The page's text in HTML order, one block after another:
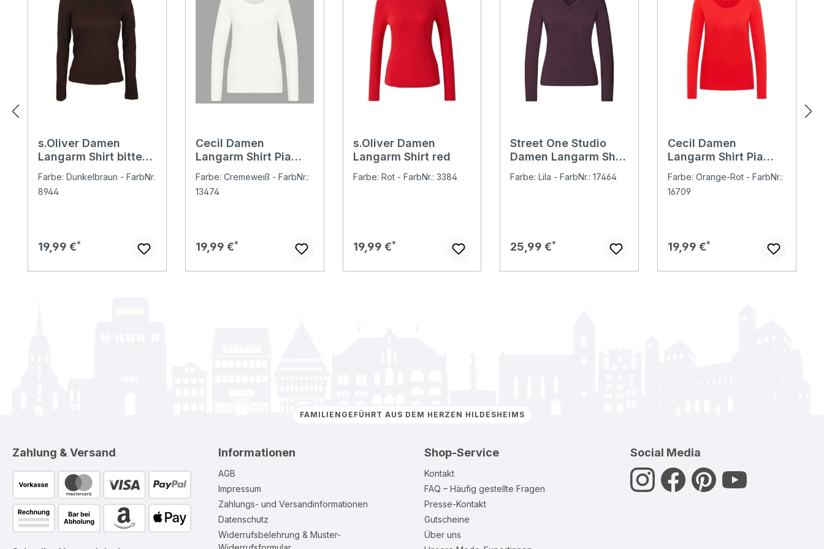
s.Oliver Damen
Langarm Shirt bitter
Farbe: Dunkelbraun - FarbNr.
8944
Regulärer Preis:
19,99 €
Cecil Damen
Langarm Shirt Pia
Farbe: Cremeweiß - FarbNr.:
13474
Regulärer Preis:
19,99 €
s.Oliver Damen
Langarm Shirt red
Farbe: Rot - FarbNr.: 3384
Regulärer Preis:
19,99 €
Street One Studio
Damen Langarm Shirt
Farbe: Lila - FarbNr.: 17464
Regulärer Preis:
25,99 €
Cecil Damen
Langarm Shirt Pia
Farbe: Orange-Rot - FarbNr.:
16709
Regulärer Preis:
19,99 €
FAMILIENGEFÜHRT AUS DEM HERZEN HILDESHEIMS
Zahlung & Versand Informationen
AGB
Impressum
Zahlungs- und Versandinformationen
Datenschutz
Widerrufsbelehrung & Muster-
Shop-Service
Kontakt
FAQ – Häufig gestellte Fragen
Presse-Kontakt
Gutscheine
Über uns
Social Media